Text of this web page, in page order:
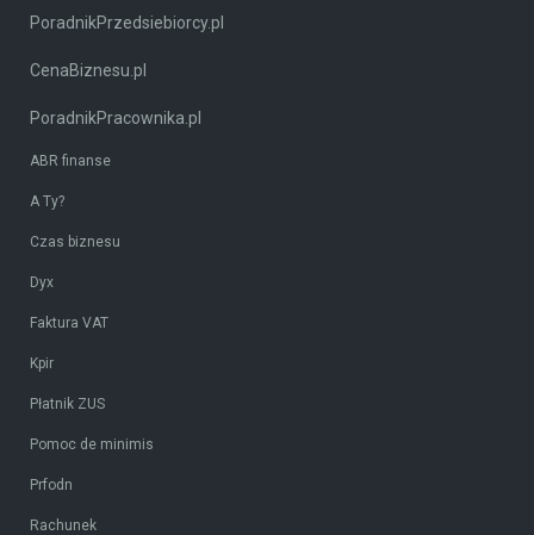
PoradnikPrzedsiebiorcy.pl
CenaBiznesu.pl
PoradnikPracownika.pl
ABR finanse
A Ty?
Czas biznesu
Dyx
Faktura VAT
Kpir
Płatnik ZUS
Pomoc de minimis
Prfodn
Rachunek